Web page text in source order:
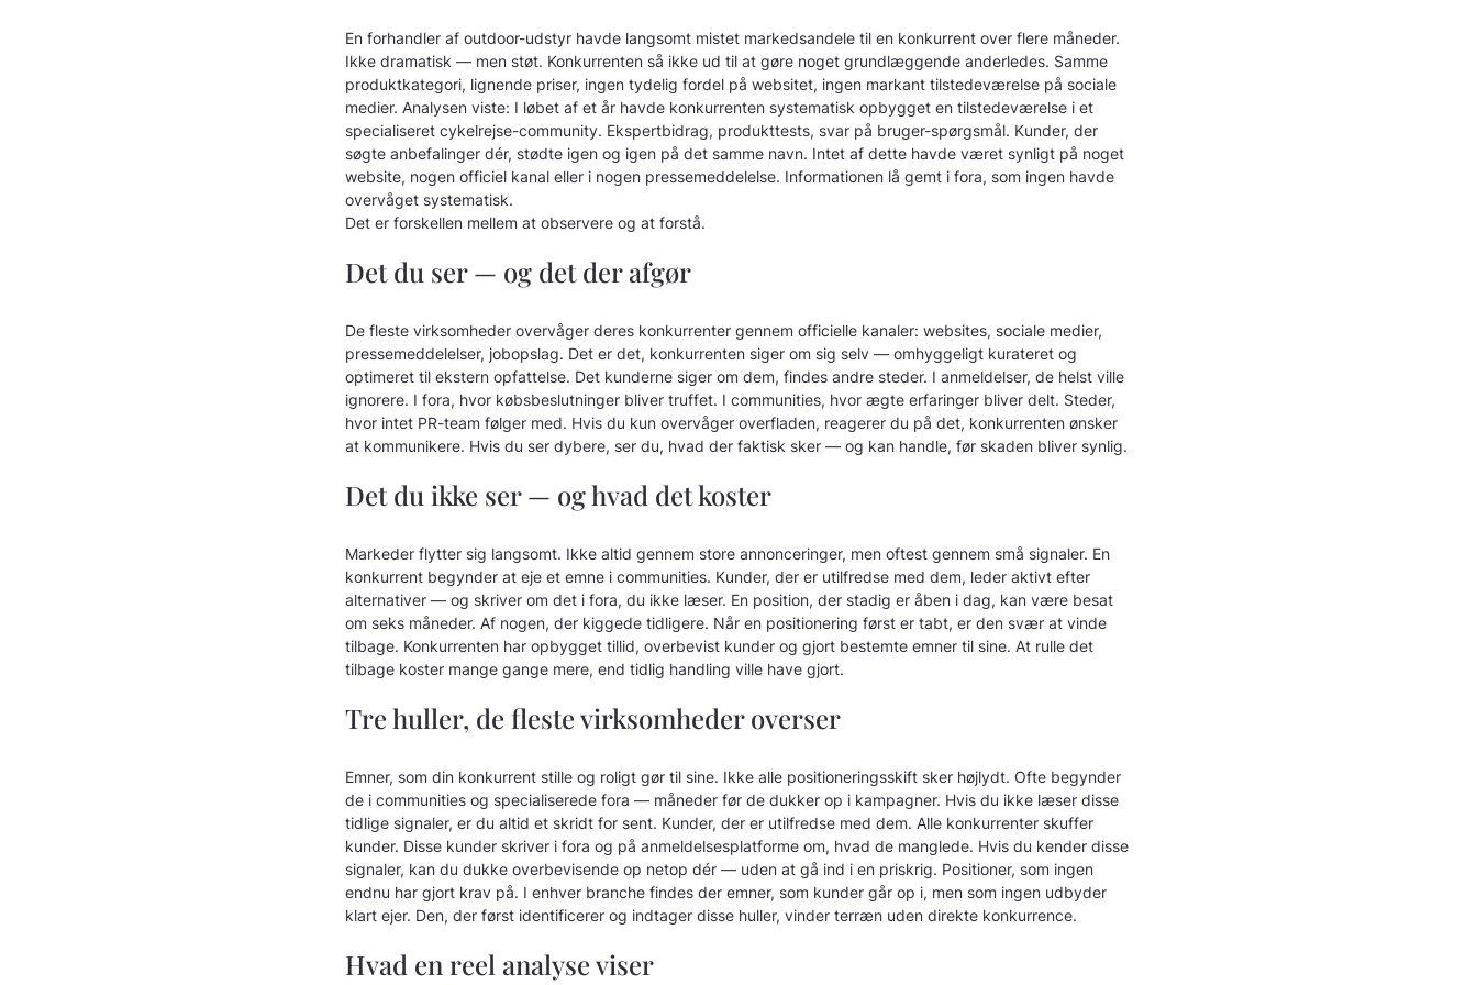
En forhandler af outdoor-udstyr havde langsomt mistet markedsandele til en konkurrent over flere måneder.
Ikke dramatisk — men støt. Konkurrenten så ikke ud til at gøre noget grundlæggende anderledes. Samme
produktkategori, lignende priser, ingen tydelig fordel på websitet, ingen markant tilstedeværelse på sociale
medier. Analysen viste: I løbet af et år havde konkurrenten systematisk opbygget en tilstedeværelse i et
specialiseret cykelrejse-community. Ekspertbidrag, produkttests, svar på bruger-spørgsmål. Kunder, der
søgte anbefalinger dér, stødte igen og igen på det samme navn. Intet af dette havde været synligt på noget
website, nogen officiel kanal eller i nogen pressemeddelelse. Informationen lå gemt i fora, som ingen havde
overvåget systematisk.
Det er forskellen mellem at observere og at forstå.
Det du ser — og det der afgør
De fleste virksomheder overvåger deres konkurrenter gennem officielle kanaler: websites, sociale medier,
pressemeddelelser, jobopslag. Det er det, konkurrenten siger om sig selv — omhyggeligt kurateret og
optimeret til ekstern opfattelse. Det kunderne siger om dem, findes andre steder. I anmeldelser, de helst ville
ignorere. I fora, hvor købsbeslutninger bliver truffet. I communities, hvor ægte erfaringer bliver delt. Steder,
hvor intet PR-team følger med. Hvis du kun overvåger overfladen, reagerer du på det, konkurrenten ønsker
at kommunikere. Hvis du ser dybere, ser du, hvad der faktisk sker — og kan handle, før skaden bliver synlig.
Det du ikke ser — og hvad det koster
Markeder flytter sig langsomt. Ikke altid gennem store annonceringer, men oftest gennem små signaler. En
konkurrent begynder at eje et emne i communities. Kunder, der er utilfredse med dem, leder aktivt efter
alternativer — og skriver om det i fora, du ikke læser. En position, der stadig er åben i dag, kan være besat
om seks måneder. Af nogen, der kiggede tidligere. Når en positionering først er tabt, er den svær at vinde
tilbage. Konkurrenten har opbygget tillid, overbevist kunder og gjort bestemte emner til sine. At rulle det
tilbage koster mange gange mere, end tidlig handling ville have gjort.
Tre huller, de fleste virksomheder overser
Emner, som din konkurrent stille og roligt gør til sine. Ikke alle positioneringsskift sker højlydt. Ofte begynder
de i communities og specialiserede fora — måneder før de dukker op i kampagner. Hvis du ikke læser disse
tidlige signaler, er du altid et skridt for sent. Kunder, der er utilfredse med dem. Alle konkurrenter skuffer
kunder. Disse kunder skriver i fora og på anmeldelsesplatforme om, hvad de manglede. Hvis du kender disse
signaler, kan du dukke overbevisende op netop dér — uden at gå ind i en priskrig. Positioner, som ingen
endnu har gjort krav på. I enhver branche findes der emner, som kunder går op i, men som ingen udbyder
klart ejer. Den, der først identificerer og indtager disse huller, vinder terræn uden direkte konkurrence.
Hvad en reel analyse viser